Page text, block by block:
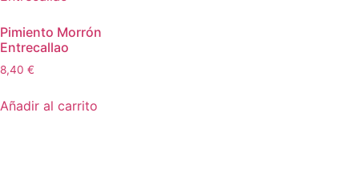
Pimiento Morrón
Entrecallao
8,40 €
Añadir al carrito